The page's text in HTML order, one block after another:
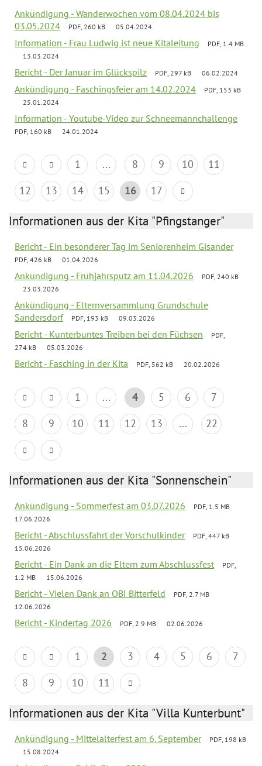
Ankündigung - Wanderwochen vom 08.04.2024 bis
03.05.2024
PDF, 260 kB 05.04.2024
Information - Frau Ludwig ist neue Kitaleitung
PDF, 1.4 MB
13.03.2024
Bericht - Der Januar im Glückspilz PDF, 297 kB 06.02.2024
Ankündigung - Faschingsfeier am 14.02.2024
PDF, 153 kB
25.01.2024
Information - Youtube-Video zur Schneemannchallenge
PDF, 160 kB 24.01.2024
1 ... 8 9 10
11
12
13 14 15 16 17
Informationen aus der Kita "Pfingstanger"
Bericht - Ein besonderer Tag im Seniorenheim Gisander
PDF, 426 kB 01.04.2026
Ankündigung - Frühjahrsputz am 11.04.2026
PDF, 240 kB
23.03.2026
Ankündigung - Elternversammlung Grundschule
Sandersdorf
PDF, 193 kB 09.03.2026
Bericht - Kunterbuntes Treiben bei den Füchsen
PDF,
274 kB
05.03.2026
Bericht - Fasching in der Kita PDF, 562 kB 20.02.2026
1 ... 4 5 6
7
8
9 10 11 12 13 ... 22
Informationen aus der Kita "Sonnenschein"
Ankündigung - Sommerfest am 03.07.2026
PDF, 1.5 MB
17.06.2026
Bericht - Abschlussfahrt der Vorschulkinder
PDF, 447 kB
15.06.2026
Bericht - Ein Dank an die Eltern zum Abschlussfest
PDF,
1.2 MB
15.06.2026
Bericht - Vielen Dank an OBI Bitterfeld
PDF, 2.7 MB
12.06.2026
Bericht - Kindertag 2026 PDF, 2.9 MB 02.06.2026
1 2 3 4 5 6
7
8
9 10 11
Informationen aus der Kita "Villa Kunterbunt"
Ankündigung - Mittelalterfest am 6. September
PDF, 198 kB
15.08.2024